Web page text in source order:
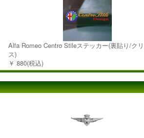
Alfa Romeo Centro Stileステッカー(裏貼り/ク
ス)
￥ 880(税込)